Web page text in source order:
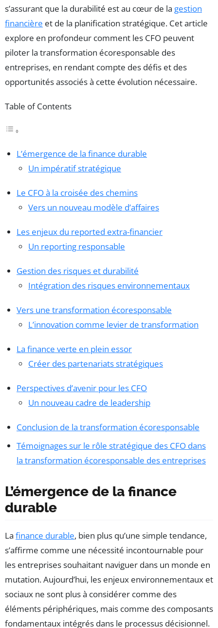
s’assurant que la durabilité est au cœur de la gestion
financière et de la planification stratégique. Cet article
explore en profondeur comment les CFO peuvent
piloter la transformation écoresponsable des
entreprises, en rendant compte des défis et des
opportunités associés à cette évolution nécessaire.
Table of Contents
L’émergence de la finance durable
Un impératif stratégique
Le CFO à la croisée des chemins
Vers un nouveau modèle d’affaires
Les enjeux du reported extra-financier
Un reporting responsable
Gestion des risques et durabilité
Intégration des risques environnementaux
Vers une transformation écoresponsable
L’innovation comme levier de transformation
La finance verte en plein essor
Créer des partenariats stratégiques
Perspectives d’avenir pour les CFO
Un nouveau cadre de leadership
Conclusion de la transformation écoresponsable
Témoignages sur le rôle stratégique des CFO dans
la transformation écoresponsable des entreprises
L’émergence de la finance
durable
La finance durable, bien plus qu’une simple tendance,
s’affirme comme une nécessité incontournable pour
les entreprises souhaitant naviguer dans un monde en
mutation. Aujourd’hui, les enjeux environnementaux et
sociaux ne sont plus à considérer comme des
éléments périphériques, mais comme des composants
fondamentaux intégrés dans le processus décisionnel.